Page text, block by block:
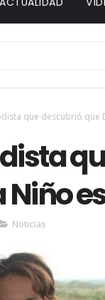
que descubrió que
Noticias